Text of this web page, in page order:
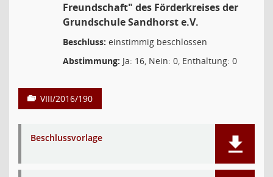
Freundschaft" des Förderkreises der
Grundschule Sandhorst e.V.
Beschluss: einstimmig beschlossen
Abstimmung: Ja: 16, Nein: 0, Enthaltung: 0
VIII/2016/190
Beschlussvorlage